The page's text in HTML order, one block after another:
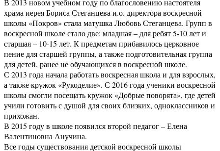
В 2013 новом учебном году по благословению настоятеля
храма иерея Бориса Стеганцева и.о. директора воскресной
школы «Покров» стала матушка Любовь Стеганцева. Групп в
воскресной школе стало две: младшая – для ребят 5-10 лет и
старшая – 10-15 лет. К предметам прибавилось церковное
пение для старшей группы, а также подготовительная группа
для детей, ранее не обучающихся в воскресной школе.
С 2013 года начала работать воскресная школа и для взрослых,
а также кружок «Рукоделие». С 2016 года ученики воскресной
школы смогли посещать кружок «Добрые поворята», где детей
учили готовить с душой для своих близких, одноклассников и
прихожан.
В 2015 году в школе появился второй педагог – Елена
Валентиновна Анучина.
Все годы существования детской воскресной школы